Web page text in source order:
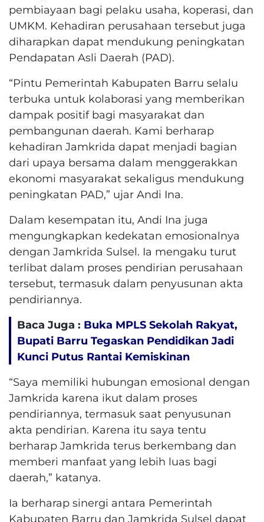
pembiayaan bagi pelaku usaha, koperasi, dan
UMKM. Kehadiran perusahaan tersebut juga
diharapkan dapat mendukung peningkatan
Pendapatan Asli Daerah (PAD).
“Pintu Pemerintah Kabupaten Barru selalu
terbuka untuk kolaborasi yang memberikan
dampak positif bagi masyarakat dan
pembangunan daerah. Kami berharap
kehadiran Jamkrida dapat menjadi bagian
dari upaya bersama dalam menggerakkan
ekonomi masyarakat sekaligus mendukung
peningkatan PAD,” ujar Andi Ina.
Dalam kesempatan itu, Andi Ina juga
mengungkapkan kedekatan emosionalnya
dengan Jamkrida Sulsel. Ia mengaku turut
terlibat dalam proses pendirian perusahaan
tersebut, termasuk dalam penyusunan akta
pendiriannya.
Baca Juga : Buka MPLS Sekolah Rakyat,
Bupati Barru Tegaskan Pendidikan Jadi
Kunci Putus Rantai Kemiskinan
“Saya memiliki hubungan emosional dengan
Jamkrida karena ikut dalam proses
pendiriannya, termasuk saat penyusunan
akta pendirian. Karena itu saya tentu
berharap Jamkrida terus berkembang dan
memberi manfaat yang lebih luas bagi
daerah,” katanya.
Ia berharap sinergi antara Pemerintah
Kabupaten Barru dan Jamkrida Sulsel dapat